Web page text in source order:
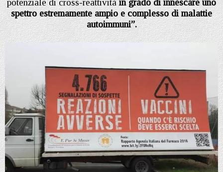
potenziale di cross-reattivitàin grado di innescare uno
spettro estremamente ampio e complesso di malattie
autoimmuni”.